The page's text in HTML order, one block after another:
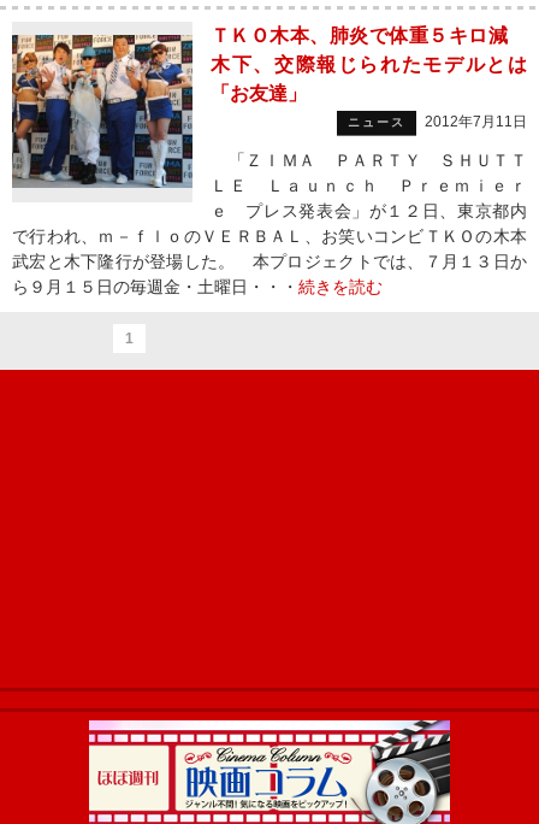
ＴＫＯ木本、肺炎で体重５キロ減
木下、交際報じられたモデルとは
「お友達」
ニュース 2012年7月11日
「ＺＩＭＡ ＰＡＲＴＹ ＳＨＵＴＴ
ＬＥ Ｌａｕｎｃｈ Ｐｒｅｍｉｅｒ
ｅ プレス発表会」が１２日、東京都内
で行われ、ｍ－ｆｌｏのＶＥＲＢＡＬ、お笑いコンビＴＫＯの木本
武宏と木下隆行が登場した。 本プロジェクトでは、７月１３日か
ら９月１５日の毎週金・土曜日・・・ 続きを読む
1